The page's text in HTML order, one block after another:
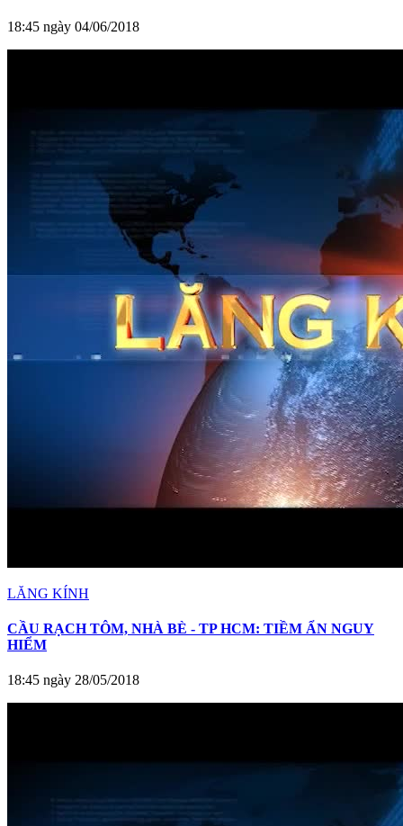
18:45 ngày 04/06/2018
LĂNG KÍNH
CẦU RẠCH TÔM, NHÀ BÈ - TP HCM: TIỀM ẨN NGUY
HIỂM
18:45 ngày 28/05/2018